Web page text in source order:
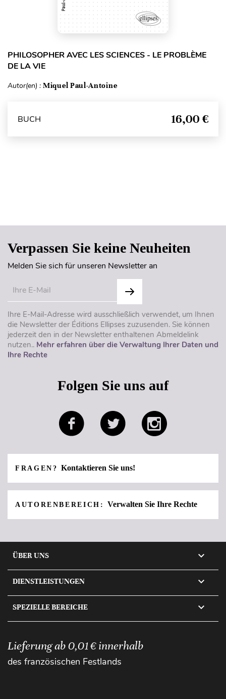
PHILOSOPHER AVEC LES SCIENCES - LE PROBLÈME
DE LA VIE
Autor(en) : Miquel Paul-Antoine
BUCH 16,00 €
Verpassen Sie keine Neuheiten
Melden Sie sich für unseren Newsletter an
Ihre E-Mail-Adresse wird ausschließlich verwendet, um Ihnen
die Newsletter der Éditions Ellipses zuzusenden. Sie können
jederzeit den in der Newsletter enthaltenen Abmeldelink
nutzen.. Mehr erfahren über die Verwaltung Ihrer Daten und
Ihre Rechte
Folgen Sie uns auf
FRAGEN?Kontaktieren Sie uns!
AUTORENBEREICH: Verwalten Sie Ihre Rechte
ÜBER UNS 
DIENSTLEISTUNGEN 
SPEZIELLE BEREICHE 
Lieferung ab 0,01 € innerhalb
des französischen Festlands